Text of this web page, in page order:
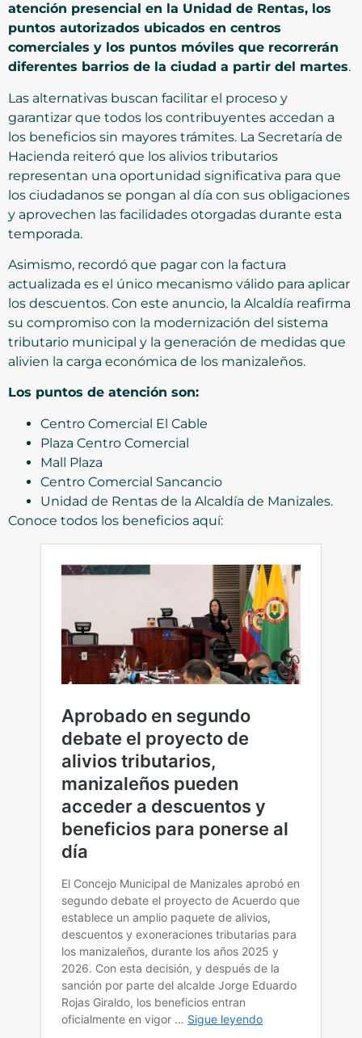
atención presencial en la Unidad de Rentas, los
puntos autorizados ubicados en centros
comerciales y los puntos móviles que recorrerán
diferentes barrios de la ciudad a partir del martes.
Las alternativas buscan facilitar el proceso y
garantizar que todos los contribuyentes accedan a
los beneficios sin mayores trámites. La Secretaría de
Hacienda reiteró que los alivios tributarios
representan una oportunidad significativa para que
los ciudadanos se pongan al día con sus obligaciones
y aprovechen las facilidades otorgadas durante esta
temporada.
Asimismo, recordó que pagar con la factura
actualizada es el único mecanismo válido para aplicar
los descuentos. Con este anuncio, la Alcaldía reafirma
su compromiso con la modernización del sistema
tributario municipal y la generación de medidas que
alivien la carga económica de los manizaleños.
Los puntos de atención son:
Centro Comercial El Cable
Plaza Centro Comercial
Mall Plaza
Centro Comercial Sancancio
Unidad de Rentas de la Alcaldía de Manizales.
Conoce todos los beneficios aquí: